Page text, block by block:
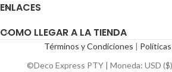
ENLACES
COMO LLEGAR A LA TIENDA
Términos y Condiciones |
©Deco Express PTY | Moneda: USD